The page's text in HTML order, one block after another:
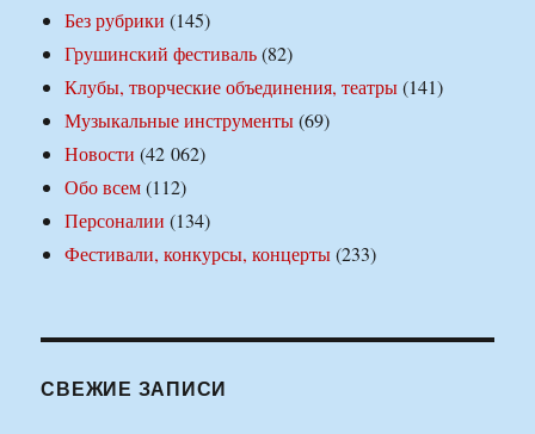
Без рубрики (145)
Грушинский фестиваль(82)
Клубы, творческие объединения, театры(141)
Музыкальные инструменты(69)
Новости (42 062)
Обо всем(112)
Персоналии (134)
Фестивали, конкурсы, концерты(233)
СВЕЖИЕ ЗАПИСИ